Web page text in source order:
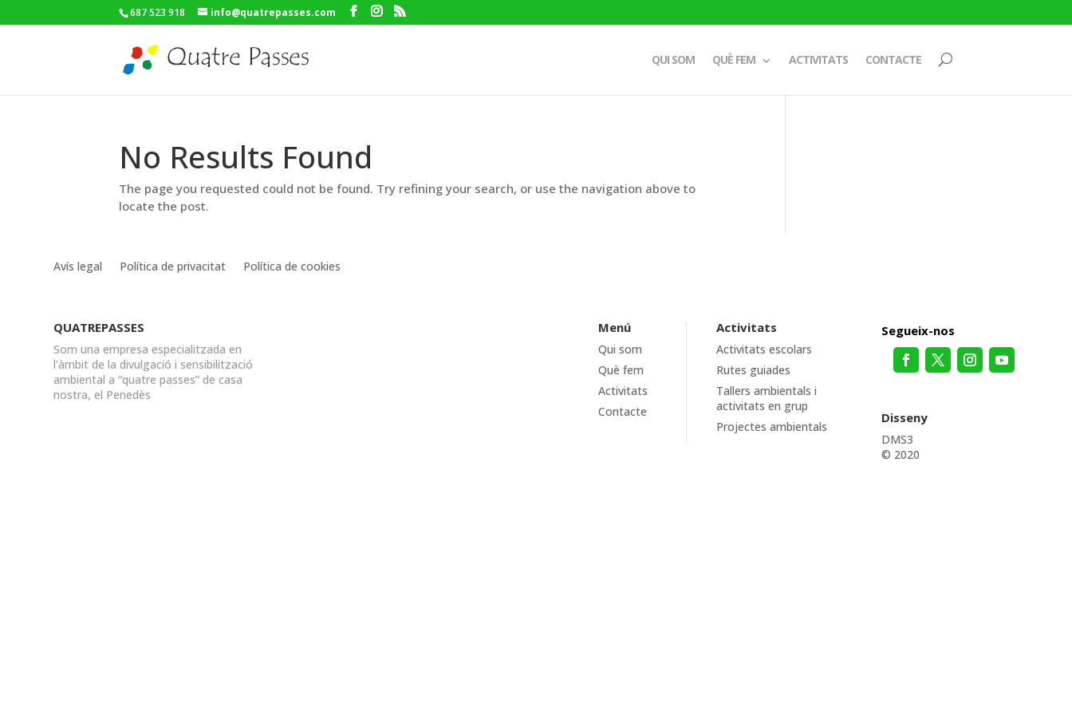
687 523 918 info@quatrepasses.com
QUI SOM QUÈ FEM ACTIVITATS CONTACTE
No Results Found
The page you requested could not be found. Try refining your search, or use the navigation above to
locate the post.
Avís legal Política de privacitat Política de cookies
QUATREPASSES
Som una empresa especialitzada en
l’àmbit de la divulgació i sensibilització
ambiental a “quatre passes” de casa
nostra, el Penedès
Menú
Qui som
Què fem
Activitats
Contacte
Activitats
Activitats escolars
Rutes guiades
Tallers ambientals i
activitats en grup
Projectes ambientals
Segueix-nos
Disseny
DMS3
© 2020